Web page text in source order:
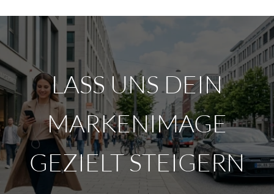
LASS UNS DEIN
MARKENIMAGE
GEZIELT STEIGERN